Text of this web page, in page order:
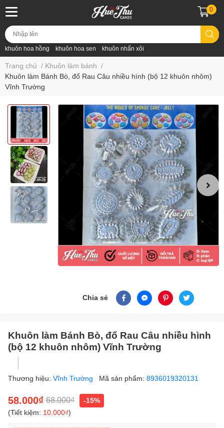
khuôn hoa hồng khuôn hoa sen khuôn nhấn xôi
0
Trang chủ / Khuôn làm bánh /
Khuôn làm Bánh Bò, đổ Rau Câu nhiều hình (bộ 12 khuôn nhôm)
Vĩnh Trường
Chia sẻ
Khuôn làm Bánh Bò, đổ Rau Câu nhiều hình
(bộ 12 khuôn nhôm) Vĩnh Trường
Thương hiệu: Vĩnh Trường Mã sản phẩm: 8936019320131
58.000₫ 68.000₫
-15%
(Tiết kiệm: 10.000₫)